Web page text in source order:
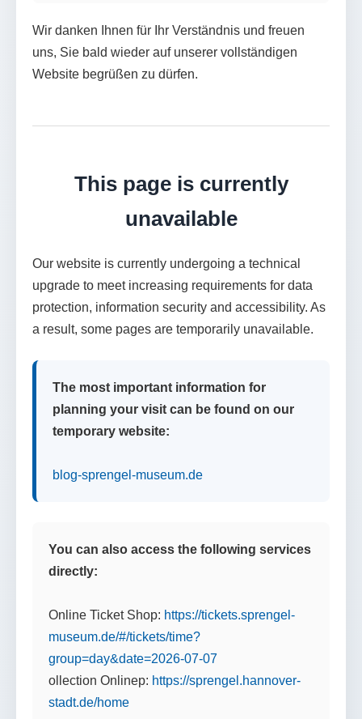
Wir danken Ihnen für Ihr Verständnis und freuen
uns, Sie bald wieder auf unserer vollständigen
Website begrüßen zu dürfen.
This page is currently
unavailable
Our website is currently undergoing a technical
upgrade to meet increasing requirements for data
protection, information security and accessibility. As
a result, some pages are temporarily unavailable.
The most important information for
planning your visit can be found on our
temporary website:
blog-sprengel-museum.de
You can also access the following services
directly:
Online Ticket Shop: https://tickets.sprengel-
museum.de/#/tickets/time?
group=day&date=2026-07-07
ollection Onlinep: https://sprengel.hannover-
stadt.de/home